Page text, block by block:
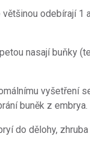
odebírají 1
nasají buňky
vyšetření
buněk z embrya.
do dělohy,